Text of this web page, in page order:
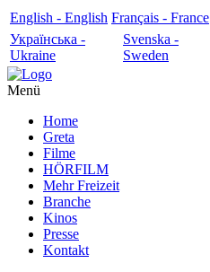
English - English Français - France
Українська -
Ukraine
Svenska -
Sweden
Menü
Home
Greta
Filme
HÖRFILM
Mehr Freizeit
Branche
Kinos
Presse
Kontakt